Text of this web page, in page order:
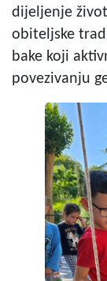
dijeljenje
obiteljske
bake koji
povezivanju